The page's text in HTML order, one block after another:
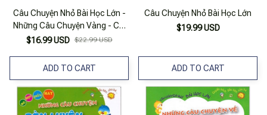
Câu Chuyện Nhỏ Bài Học Lớn -
Những Câu Chuyện Vàng - Cái
Đẹp Chân Chính
$16.99 USD $22.99 USD
ADD TO CART
Câu Chuyện Nhỏ Bài Học Lớn
$19.99 USD
ADD TO CART